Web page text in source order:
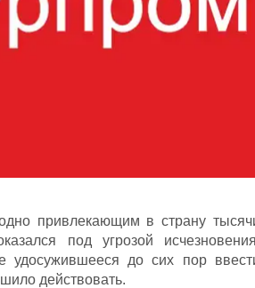
привлекающим в страну
под угрозой
удосужившееся до сих пор
действовать.